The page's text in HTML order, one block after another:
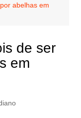
abelhas em
de ser
em